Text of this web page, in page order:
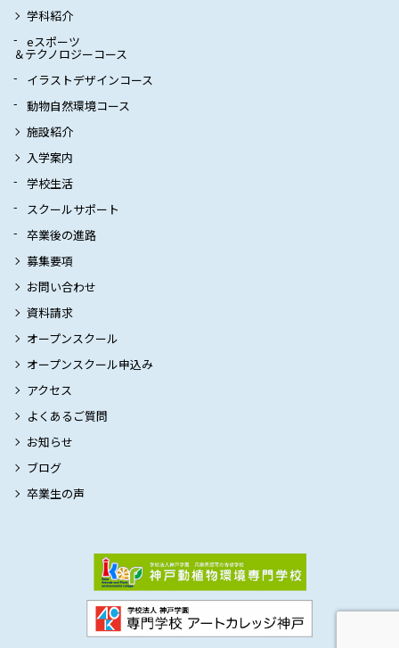
学科紹介
eスポーツ
＆テクノロジーコース
イラストデザインコース
動物自然環境コース
施設紹介
入学案内
学校生活
スクールサポート
卒業後の進路
募集要項
お問い合わせ
資料請求
オープンスクール
オープンスクール申込み
アクセス
よくあるご質問
お知らせ
ブログ
卒業生の声